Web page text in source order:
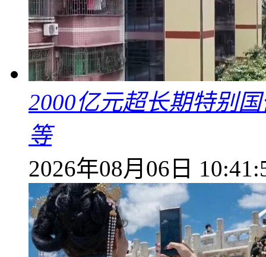
2000亿元超长期特别
等
2026年08月06日